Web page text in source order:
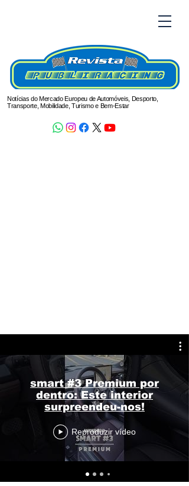
Notícias do Mercado Europeu de Automóveis, Desporto,
Transporte, Mobilidade, Turismo e Bem-Estar
smart #3 Premium por
dentro: Este interior
surpreendeu-nos!
Reproduzir vídeo